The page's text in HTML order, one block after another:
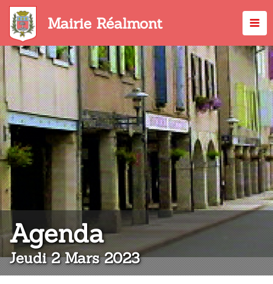
Aller
contenu
principal
Mairie Réalmont
Agenda:
Jeudi 2 Mars 2023